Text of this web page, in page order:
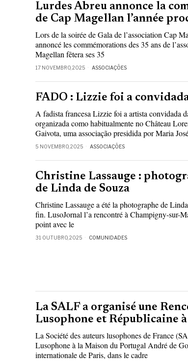
Lurdes Abreu annonce la
de Cap Magellan l’année
Lors de la soirée de Gala de l’association Cap
annoncé les commémorations des 35 ans de
Magellan fêtera ses 35
17 NOVEMBRO, 2025 ASSOCIAÇÕES
FADO : Lizzie foi a
A fadista francesa Lizzie foi a artista convidada
organizada como habitualmente no Château
Gaivota, uma associação presidida por Maria
5 NOVEMBRO, 2025 ASSOCIAÇÕES
Christine Lassauge :
de Linda de Souza
Christine Lassauge a été la photographe de
fin. LusoJornal l’a rencontré à Champigny-sur-
point avec le
31 OUTUBRO, 2025 COMUNIDADES
La SALF a organisé une
Lusophone et Républicaine
La Société des auteurs lusophones de France
Lusophone à la Maison du Portugal André de
internationale de Paris, dans le cadre